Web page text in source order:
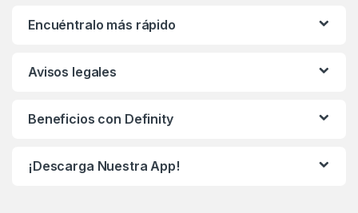
Encuéntralo más rápido
Avisos legales
Beneficios con Definity
¡Descarga Nuestra App!